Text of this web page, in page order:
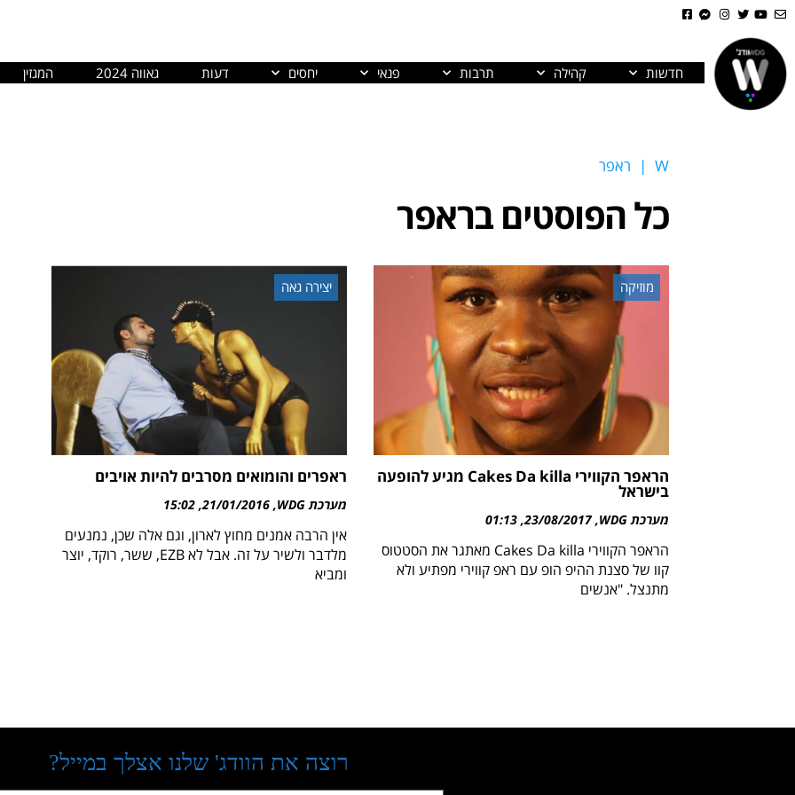
חדשות קהילה תרבות פנאי יחסים דעות גאווה 2024 המגזין
W
| ראפר
כל הפוסטים בראפר
מוזיקה
הראפר הקווירי Cakes Da killa מגיע להופעה
בישראל
מערכת WDG 23/08/2017
01:13
הראפר הקווירי Cakes Da killa מאתגר את הסטטוס
קוו של סצנת ההיפ הופ עם ראפ קווירי מפתיע ולא
מתנצל. "אנשים
יצירה גאה
ראפרים והומואים מסרבים להיות אויבים
מערכת WDG 21/01/2016
15:02
אין הרבה אמנים מחוץ לארון, וגם אלה שכן, נמנעים
מלדבר ולשיר על זה. אבל לא EZB, ששר, רוקד, יוצר
ומביא